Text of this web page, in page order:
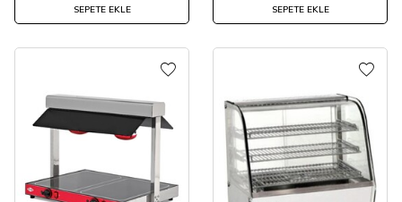
SEPETE EKLE SEPETE EKLE